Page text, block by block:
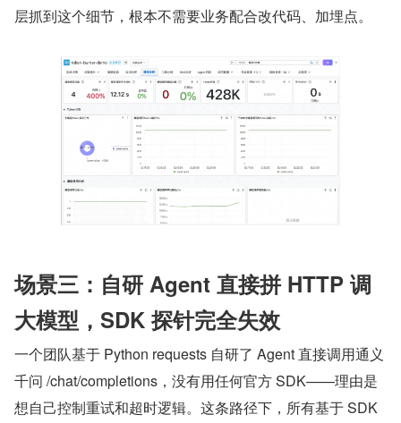
层抓到这个细节，根本不需要业务配合改代码、加埋点。
场景三：自研 Agent 直接拼 HTTP 调
大模型，SDK 探针完全失效
一个团队基于 Python requests 自研了 Agent 直接调用通义
千问 /chat/completions，没有用任何官方 SDK——理由是
想自己控制重试和超时逻辑。这条路径下，所有基于 SDK